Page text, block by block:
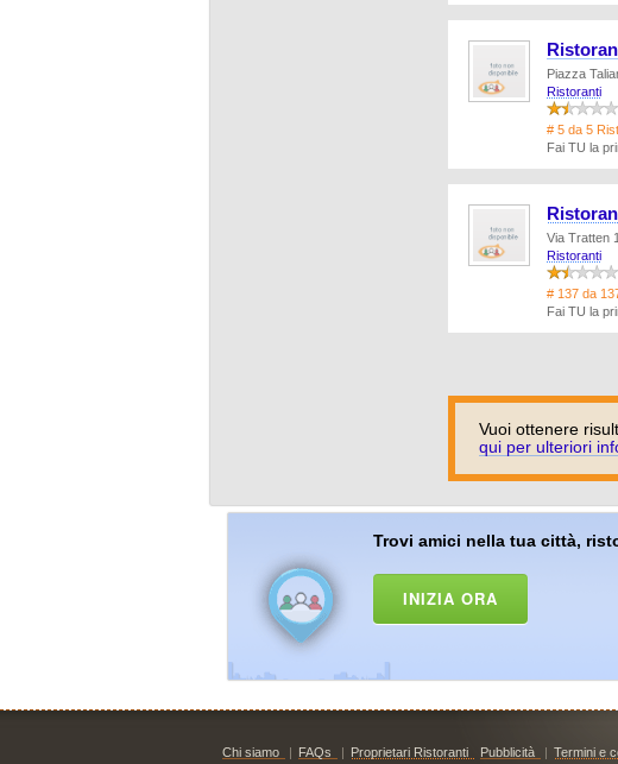
Piazza
Ristoranti
# 5 da 5
Fai TU la
Via Tratten
Ristoranti
# 137 da
Fai TU la
Vuoi ottenere
qui per ulteriori
Trovi amici nella tua città,
INIZIA ORA
Chi siamo | FAQs | Proprietari Ristoranti Pubblicità | Termini e